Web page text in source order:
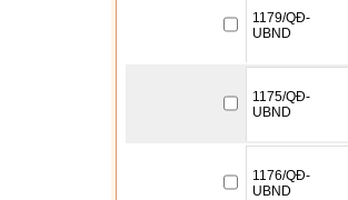
1179/QĐ-
UBND
1175/QĐ-
UBND
1176/QĐ-
UBND